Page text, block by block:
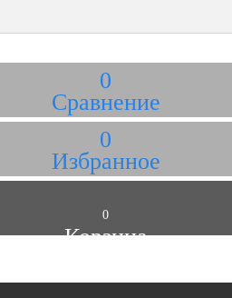
0
Сравнение
0
Избранное
0
Корзина